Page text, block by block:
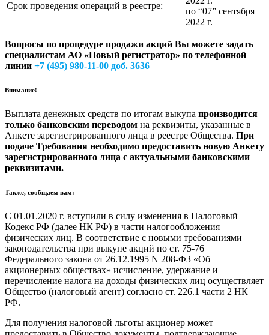
Срок проведения операций в реестре:
по “07” сентября
2022 г.
Вопросы по процедуре продажи акций Вы можете задать
специалистам АО «Новый регистратор» по телефонной
линии +7 (495) 980-11-00 доб. 3636
Внимание!
Выплата денежных средств по итогам выкупа производится
только банковским переводом на реквизиты, указанные в
Анкете зарегистрированного лица в реестре Общества. При
подаче Требования необходимо предоставить новую Анкету
зарегистрированного лица с актуальными банковскими
реквизитами.
Также, сообщаем вам:
С 01.01.2020 г. вступили в силу изменения в Налоговый
Кодекс РФ (далее НК РФ) в части налогообложения
физических лиц. В соответствие с новыми требованиями
законодательства при выкупе акций по ст. 75-76
Федерального закона от 26.12.1995 N 208-ФЗ «Об
акционерных обществах» исчисление, удержание и
перечисление налога на доходы физических лиц осуществляет
Общество (налоговый агент) согласно ст. 226.1 части 2 НК
РФ.
Для получения налоговой льготы акционер может